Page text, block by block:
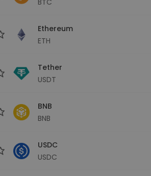
Ethereum
ETH
Tether
USDT
BNB
BNB
USDC
USDC